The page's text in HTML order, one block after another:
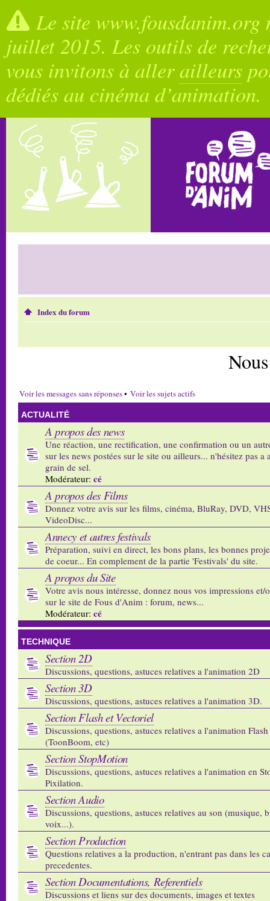
Le site
juillet 2015. Les outils de
vous invitons à allerailleurs
dédiés au cinéma d’animation.
Index du forum
Voir les messages sans réponses• Voir les sujets actifs
ACTUALITÉ
A propos des news
Une réaction, une rectification, une confirmation ou un
sur les news postées sur le site ou ailleurs... n'hésitez pas a
grain de sel.
Modérateur: cé
A propos des Films
Donnez votre avis sur les films, cinéma, BluRay, DVD,
VideoDisc...
Annecy et autres festivals
Préparation, suivi en direct, les bons plans, les bonnes
de coeur... En complement de la partie 'Festivals' du site.
A propos du Site
Votre avis nous intéresse, donnez nous vos impressions et/
sur le site de Fous d'Anim : forum, news...
Modérateur: cé
TECHNIQUE
Section 2D
Discussions, questions, astuces relatives a l'animation 2D
Section 3D
Discussions, questions, astuces relatives a l'animation 3D.
Section Flash et Vectoriel
Discussions, questions, astuces relatives a l'animation
(ToonBoom, etc)
Section StopMotion
Discussions, questions, astuces relatives a l'animation en
Pixilation.
Section Audio
Discussions, questions, astuces relatives au son (musique,
voix...).
Section Production
Questions relatives a la production, n'entrant pas dans les
precedentes.
Section Documentations, Referentiels
Discussions et liens sur des documents, images et textes